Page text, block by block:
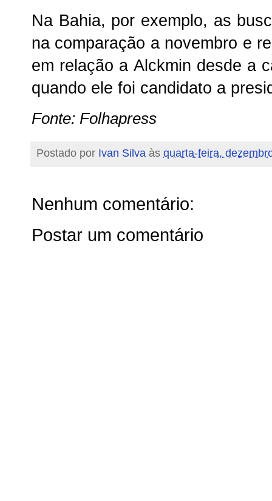
Na Bahia, por exemplo, as
na comparação a novembro e
em relação a Alckmin desde a
quando ele foi candidato a
Fonte: Folhapress
Postado por Ivan Silva às quarta-feira,
Nenhum comentário:
Postar um comentário